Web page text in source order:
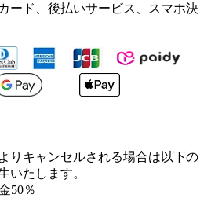
ード、後払いサービス、スマホ決
りキャンセルされる場合は以下の
いたします。
50％